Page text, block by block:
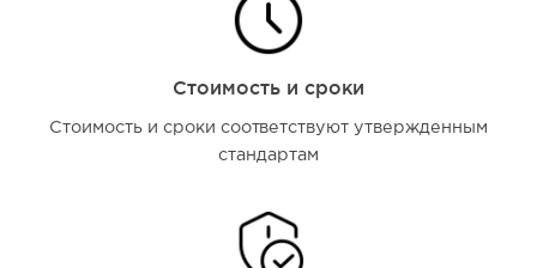
Стоимость и сроки
Стоимость и сроки соответствуют утвержденным
стандартам